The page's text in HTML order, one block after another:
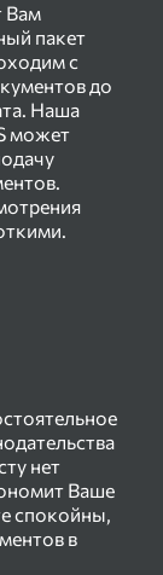
Вам
пакет
с
до
Наша
может
нет
Ваше
спокойны,
в